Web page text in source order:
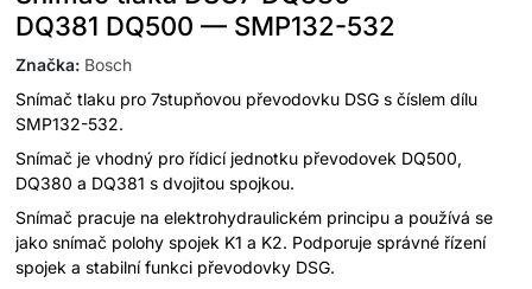
DQ381 DQ500 — SMP132-532
Značka: Bosch
Snímač tlaku pro 7stupňovou převodovku DSG s číslem dílu
SMP132-532.
Snímač je vhodný pro řídicí jednotku převodovek DQ500,
DQ380 a DQ381 s dvojitou spojkou.
Snímač pracuje na elektrohydraulickém principu a používá se
jako snímač polohy spojek K1 a K2. Podporuje správné řízení
spojek a stabilní funkci převodovky DSG.